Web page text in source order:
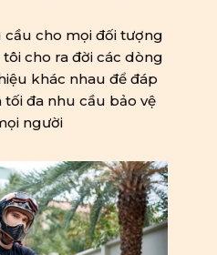
cho mọi đối tượng
cho ra đời các dòng
khác nhau để đáp
đa nhu cầu bảo vệ
người